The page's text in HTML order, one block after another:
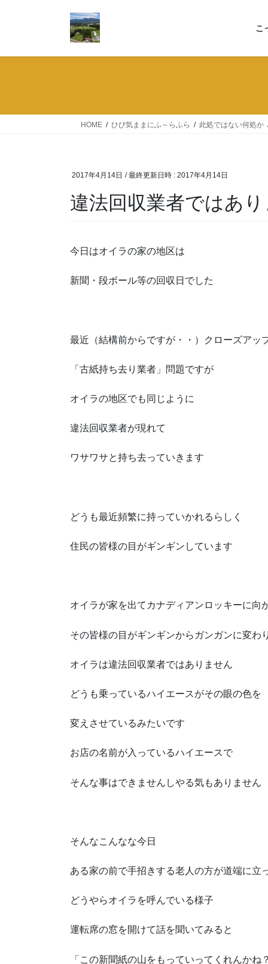
こ
HOME ひび気ままにふ～らふら 此処ではない何処か
2017年4月14日 / 最終更新日時 : 2017年4月14日
違法回収業者ではあ
今日はオイラの家の地区は
新聞・段ボール等の回収日でした
最近（結構前からですが・・）クローズアッ
「古紙持ち去り業者」問題ですが
オイラの地区でも同じように
違法回収業者が現れて
ワサワサと持ち去っていきます
どうも最近頻繁に持っていかれるらしく
住民の皆様の目がギンギンしています
オイラが家を出てカナディアンロッキーに向
その皆様の目がギンギンからガンガンに変わ
オイラは違法回収業者ではありません
どうも乗っているハイエースがその眼の色を
変えさせているみたいです
お店の名前が入っているハイエースで
そんな事はできませんしやる気もありません
そんなこんなな今日
ある家の前で手招きする老人の方が道端に立
どうやらオイラを呼んでいる様子
運転席の窓を開けて話を聞いてみると
「この新聞紙の山をもっていってくれんかね